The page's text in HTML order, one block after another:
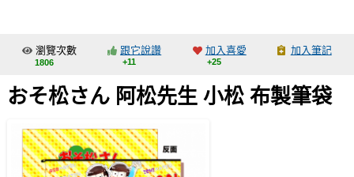
交流中心
攤位轉讓區
會員中心
註冊會員
瀏覽次數
1806
跟它說讚
+11
加入喜愛
+25
加入筆記
おそ松さん 阿松先生 小松 布製筆袋